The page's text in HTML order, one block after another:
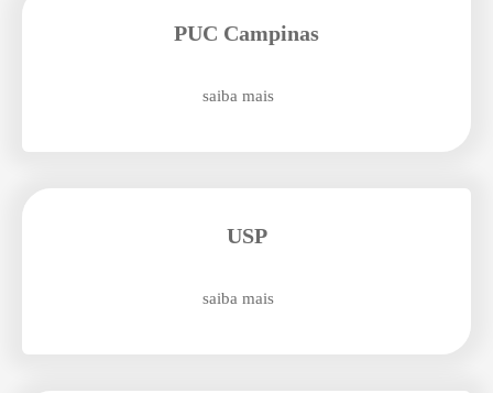
PUC Campinas
saiba mais
USP
saiba mais